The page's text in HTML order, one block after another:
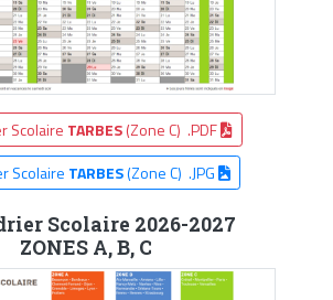
Scolaire TARBES(Zone C) .PDF
Scolaire TARBES(Zone C) .JPG
Scolaire 2026-2027
ZONES A, B, C